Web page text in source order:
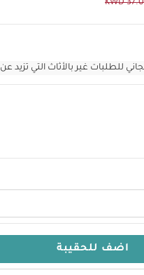
KWD
غير بالأثاث التي تزيد عن 25 د.ك
اضف للحقيبة